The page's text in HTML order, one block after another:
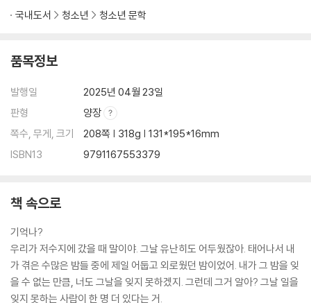
국내도서 청소년 청소년 문학
품목정보
발행일
2025년 04월 23일
판형
양장
쪽수, 무게, 크기
208쪽 | 318g | 131*195*16mm
ISBN13
9791167553379
책 속으로
기억나?
우리가 저수지에 갔을 때 말이야. 그날 유난히도 어두웠잖아. 태어나서 내
가 겪은 수많은 밤들 중에 제일 어둡고 외로웠던 밤이었어. 내가 그 밤을 잊
을 수 없는 만큼, 너도 그날을 잊지 못하겠지. 그런데 그거 알아? 그날 일을
잊지 못하는 사람이 한 명 더 있다는 거.